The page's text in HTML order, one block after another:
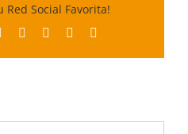
Red Social Favorita!
LinkedIn
TumblrPinterest